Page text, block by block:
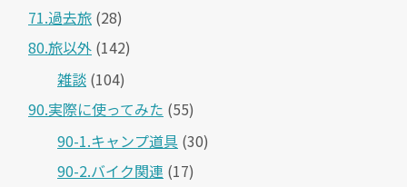
71.過去旅 (28)
80.旅以外 (142)
雑談 (104)
90.実際に使ってみた (55)
90-1.キャンプ道具 (30)
90-2.バイク関連 (17)